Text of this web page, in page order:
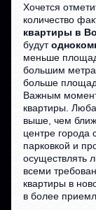
Хочется
количество
квартиры в
будут
меньше
большим
больше
Важным
квартиры.
выше, чем
центре
парковкой и
осуществлять
всеми
квартиры в
в более